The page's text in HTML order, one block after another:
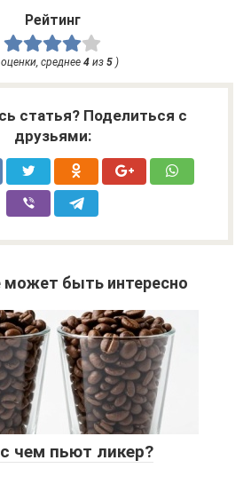
Рейтинг
оценки, среднее 4 из 5 )
статья? Поделиться с
друзьями:
быть интересно
чем пьют ликер?